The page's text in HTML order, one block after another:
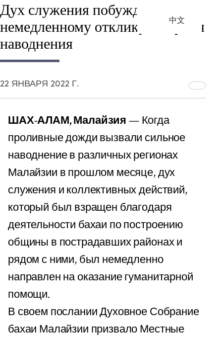
中文
Дух служения побуждает к
немедленному отклику во время
наводнения
22 ЯНВАРЯ 2022 Г.
ШАХ-АЛАМ, Малайзия — Когда
проливные дожди вызвали сильное
наводнение в различных регионах
Малайзии в прошлом месяце, дух
служения и коллективных действий,
который был взращен благодаря
деятельности бахаи по построению
общины в пострадавших районах и
рядом с ними, был немедленно
направлен на оказание гуманитарной
помощи.
В своем послании Духовное Собрание
бахаи Малайзии призвало Местные